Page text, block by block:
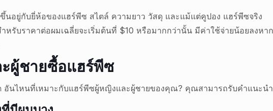
อยู่กับยี่ห้อของแฮร์พีซ สไตล์ ความยาว วัสดุ และแม้แต่คูปอง แฮร์พีซจริง
รับราคาต่อผมเฉลี่ยจะเริ่มต้นที่ $10 หรือมากกว่านั้น มีค่าใช้จ่ายน้อยลงหา
ผู้ชายซื้อแฮร์พีซ
นไหนที่เหมาะกับแฮร์พีซผู้หญิงและผู้ชายของคุณ? คุณสามารถรับคำแนะนำ